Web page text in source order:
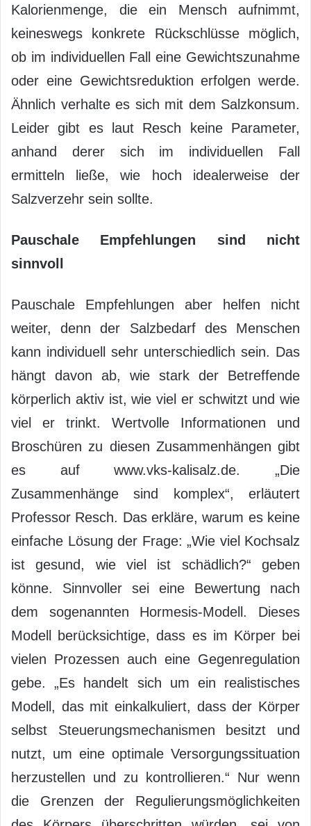
Kalorienmenge, die ein Mensch aufnimmt,
keineswegs konkrete Rückschlüsse möglich,
ob im individuellen Fall eine Gewichtszunahme
oder eine Gewichtsreduktion erfolgen werde.
Ähnlich verhalte es sich mit dem Salzkonsum.
Leider gibt es laut Resch keine Parameter,
anhand derer sich im individuellen Fall
ermitteln ließe, wie hoch idealerweise der
Salzverzehr sein sollte.
Pauschale Empfehlungen sind nicht
sinnvoll
Pauschale Empfehlungen aber helfen nicht
weiter, denn der Salzbedarf des Menschen
kann individuell sehr unterschiedlich sein. Das
hängt davon ab, wie stark der Betreffende
körperlich aktiv ist, wie viel er schwitzt und wie
viel er trinkt. Wertvolle Informationen und
Broschüren zu diesen Zusammenhängen gibt
es auf www.vks-kalisalz.de. „Die
Zusammenhänge sind komplex“, erläutert
Professor Resch. Das erkläre, warum es keine
einfache Lösung der Frage: „Wie viel Kochsalz
ist gesund, wie viel ist schädlich?“ geben
könne. Sinnvoller sei eine Bewertung nach
dem sogenannten Hormesis-Modell. Dieses
Modell berücksichtige, dass es im Körper bei
vielen Prozessen auch eine Gegenregulation
gebe. „Es handelt sich um ein realistisches
Modell, das mit einkalkuliert, dass der Körper
selbst Steuerungsmechanismen besitzt und
nutzt, um eine optimale Versorgungssituation
herzustellen und zu kontrollieren.“ Nur wenn
die Grenzen der Regulierungsmöglichkeiten